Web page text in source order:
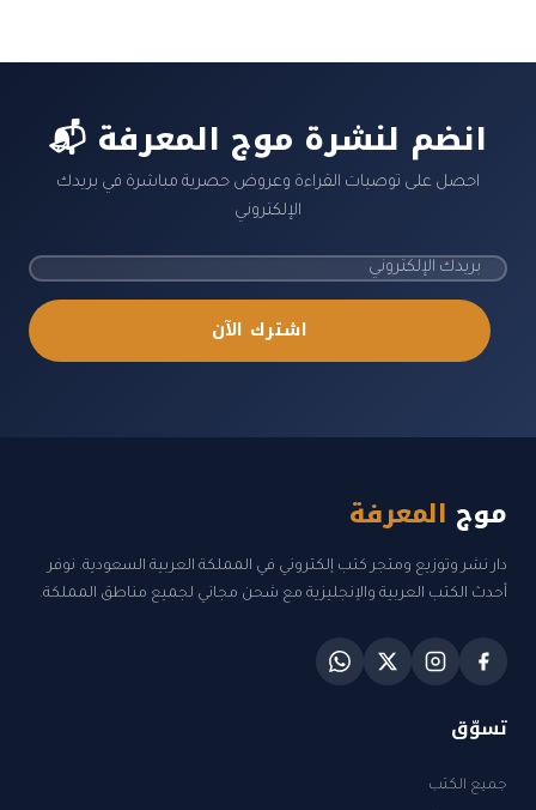
📬 انضم لنشرة موج المعرفة
احصل على توصيات القراءة وعروض حصرية مباشرة في بريدك
الإلكتروني
اشترك الآن
موج المعرفة
دار نشر وتوزيع ومتجر كتب إلكتروني في المملكة العربية السعودية. نوفر
أحدث الكتب العربية والإنجليزية مع شحن مجاني لجميع مناطق المملكة.
تسوّق
جميع الكتب